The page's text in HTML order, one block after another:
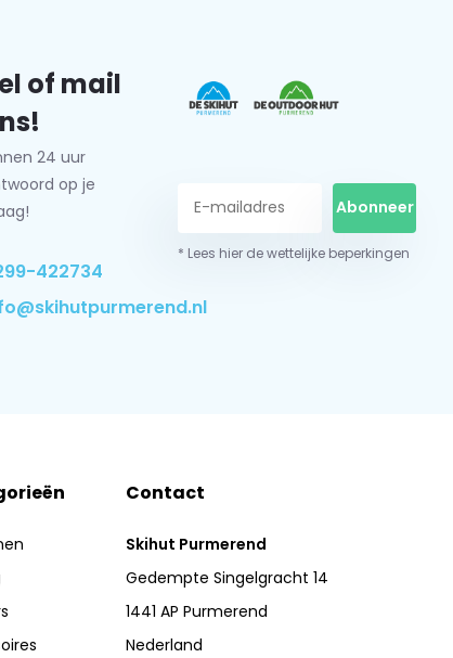
of mail
24 uur
op je
422734
Abonneer
* Lees hier de wettelijke beperkingen
Contact
Skihut Purmerend
Gedempte Singelgracht 14
1441 AP Purmerend
Nederland